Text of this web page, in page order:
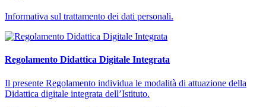
Informativa sul trattamento dei dati personali.
Regolamento Didattica Digitale Integrata
Il presente Regolamento individua le modalità di attuazione della
Didattica digitale integrata dell’Istituto.